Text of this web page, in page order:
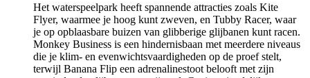
Het waterspeelpark heeft spannende attracties zoals Kite
Flyer, waarmee je hoog kunt zweven, en Tubby Racer, waar
je op opblaasbare buizen van glibberige glijbanen kunt racen.
Monkey Business is een hindernisbaan met meerdere niveaus
die je klim- en evenwichtsvaardigheden op de proef stelt,
terwijl Banana Flip een adrenalinestoot belooft met zijn